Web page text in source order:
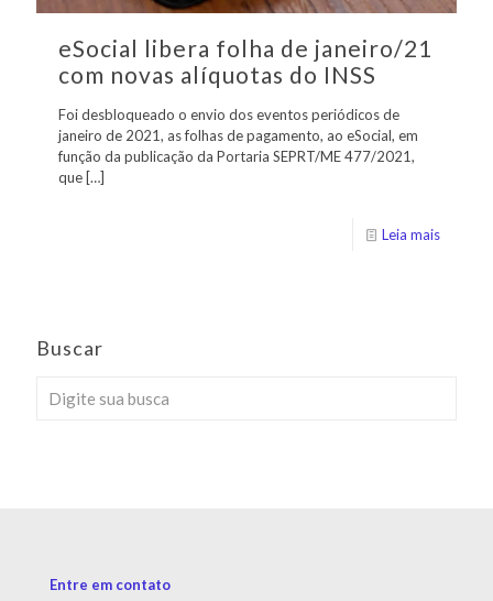
eSocial libera folha de janeiro/21
com novas alíquotas do INSS
Foi desbloqueado o envio dos eventos periódicos de
janeiro de 2021, as folhas de pagamento, ao eSocial, em
função da publicação da Portaria SEPRT/ME 477/2021,
que […]
Leia mais
Buscar
Entre em contato